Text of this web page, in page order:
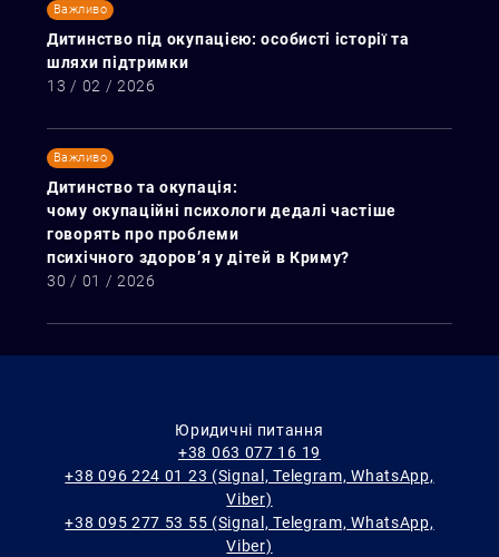
Важливо
Дитинство під окупацією: особисті історії та
шляхи підтримки
13 / 02 / 2026
Важливо
Дитинство та окупація:
чому окупаційні психологи дедалі частіше
говорять про проблеми
психічного здоров’я у дітей в Криму?
30 / 01 / 2026
Юридичні питання
+38 063 077 16 19
+38 096 224 01 23 (Signal, Telegram, WhatsApp,
Viber)
+38 095 277 53 55 (Signal, Telegram, WhatsApp,
Viber)